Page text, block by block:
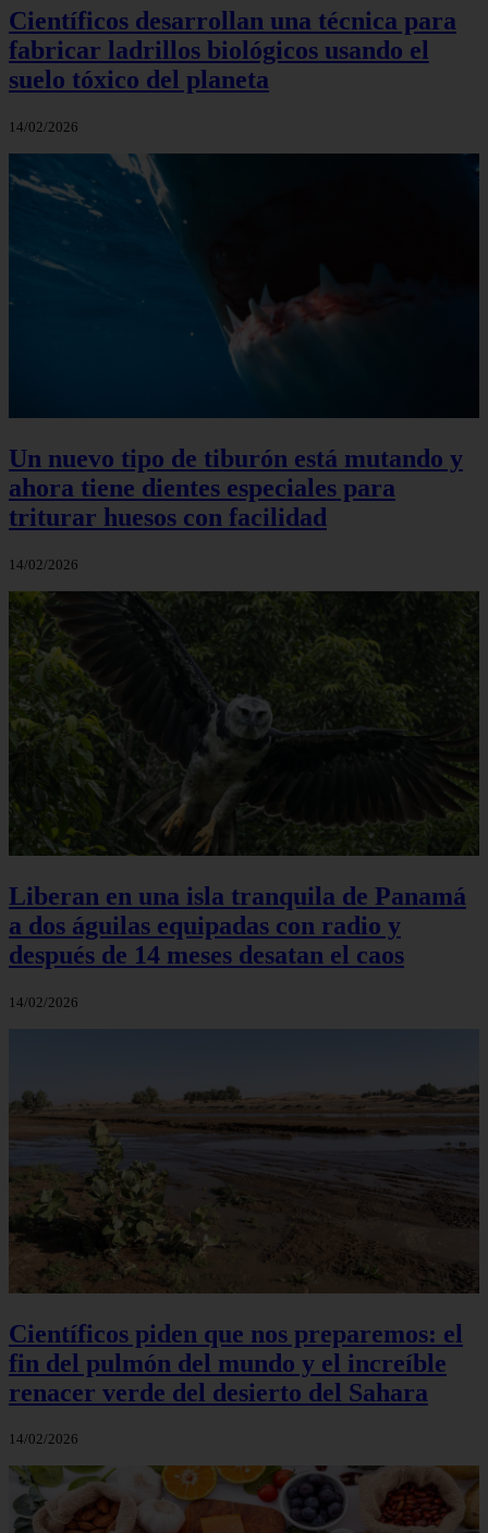
Científicos desarrollan una técnica para
fabricar ladrillos biológicos usando el
suelo tóxico del planeta
14/02/2026
Un nuevo tipo de tiburón está mutando y
ahora tiene dientes especiales para
triturar huesos con facilidad
14/02/2026
Liberan en una isla tranquila de Panamá
a dos águilas equipadas con radio y
después de 14 meses desatan el caos
14/02/2026
Científicos piden que nos preparemos: el
fin del pulmón del mundo y el increíble
renacer verde del desierto del Sahara
14/02/2026